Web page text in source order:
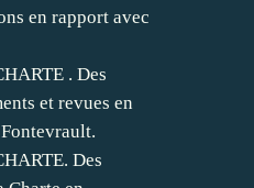
en rapport avec
. Des
et revues en
Des